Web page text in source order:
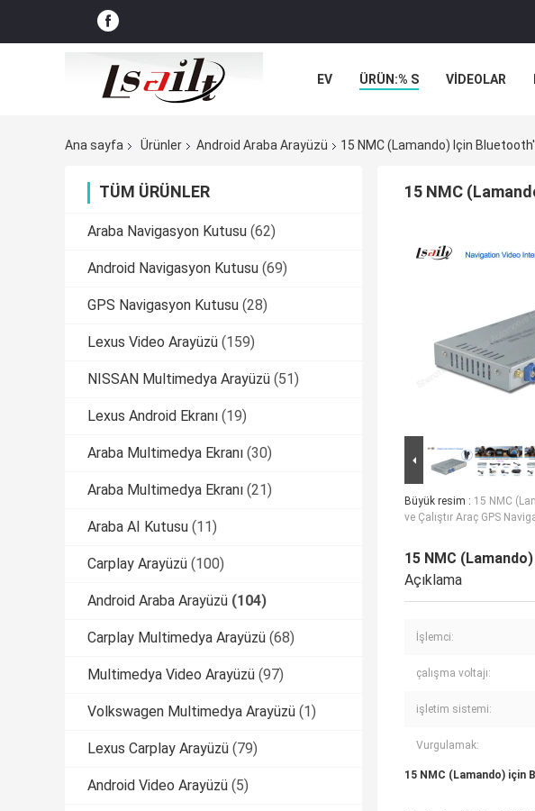
EV ÜRÜN:% S VİDEOLAR
Ana sayfa
Ürünler Android Araba Arayüzü 15 NMC (Lamando) Için
TÜM ÜRÜNLER
Araba Navigasyon Kutusu (62)
Android Navigasyon Kutusu (69)
GPS Navigasyon Kutusu (28)
Lexus Video Arayüzü (159)
NISSAN Multimedya Arayüzü (51)
Lexus Android Ekranı (19)
Araba Multimedya Ekranı (30)
Araba Multimedya Ekranı (21)
Araba AI Kutusu (11)
Carplay Arayüzü (100)
Android Araba Arayüzü (104)
Carplay Multimedya Arayüzü (68)
Multimedya Video Arayüzü (97)
Volkswagen Multimedya Arayüzü (1)
Lexus Carplay Arayüzü (79)
Android Video Arayüzü (5)
15 NMC
Büyük resim : 15 NMC
ve Çalıştır Araç GPS
15 NMC
Açıklama
İşlemci:
çalışma voltajı:
işletim sistemi:
Vurgulamak:
15 NMC (Lamando) için